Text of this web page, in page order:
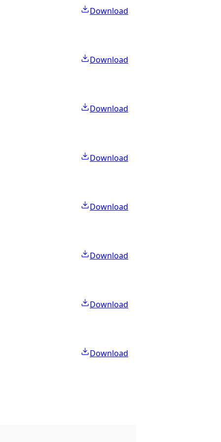
Download
Download
Download
Download
Download
Download
Download
Download